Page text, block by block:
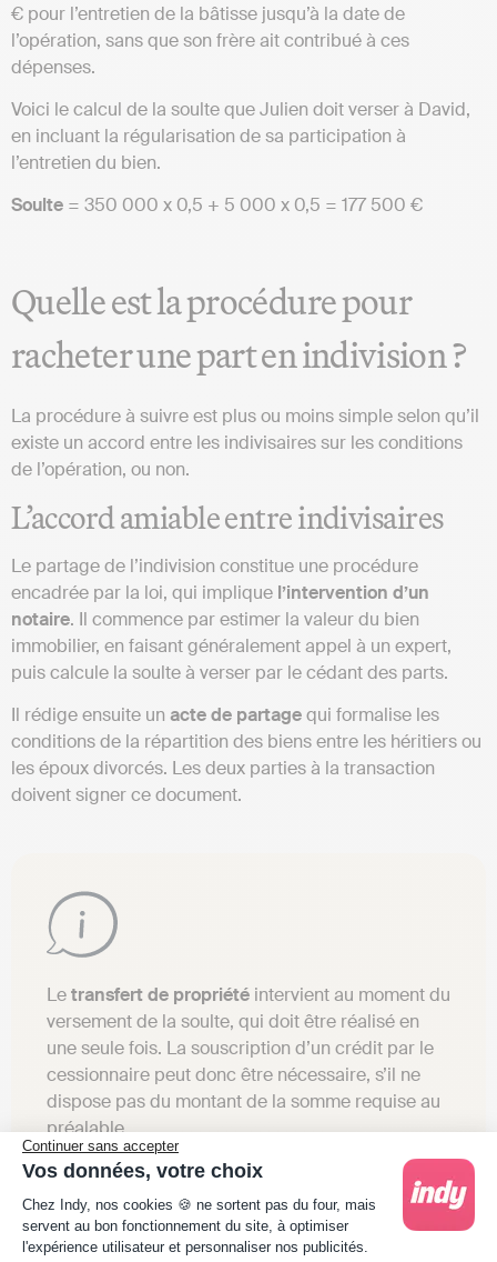
Continuer sans accepter
Vos données, votre choix
Plateforme de Gestion du Consentement :
Chez Indy, nos cookies 🍪 ne sortent pas du four, mais
servent au bon fonctionnement du site, à optimiser
l'expérience utilisateur et personnaliser nos publicités.
€ pour l’entretien de la bâtisse jusqu’à la date de
l’opération, sans que son frère ait contribué à ces
dépenses.
Voici le calcul de la soulte que Julien doit verser à David,
en incluant la régularisation de sa participation à
l’entretien du bien.
Soulte = 350 000 x 0,5 + 5 000 x 0,5 = 177 500 €
Quelle est la procédure pour
racheter une part en indivision ?
La procédure à suivre est plus ou moins simple selon qu’il
existe un accord entre les indivisaires sur les conditions
de l’opération, ou non.
L’accord amiable entre indivisaires
Le partage de l’indivision constitue une procédure
encadrée par la loi, qui implique l’intervention d’un
notaire. Il commence par estimer la valeur du bien
immobilier, en faisant généralement appel à un expert,
puis calcule la soulte à verser par le cédant des parts.
Il rédige ensuite un acte de partagequi formalise les
conditions de la répartition des biens entre les héritiers ou
les époux divorcés. Les deux parties à la transaction
doivent signer ce document.
Letransfert de propriété intervient au moment du
versement de la soulte, qui doit être réalisé en
une seule fois. La souscription d’un crédit par le
cessionnaire peut donc être nécessaire, s’il ne
dispose pas du montant de la somme requise au
préalable.